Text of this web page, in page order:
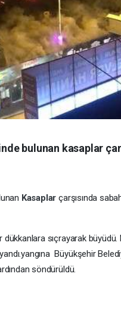
bulunan kasaplar
Kasaplarçarşısında
dükkanlara sıçrayarak
Büyükşehir
söndürüldü.